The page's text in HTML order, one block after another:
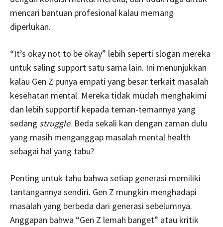
mencari bantuan profesional kalau memang
diperlukan.
“It’s okay not to be okay” lebih seperti slogan mereka
untuk saling support satu sama lain. Ini menunjukkan
kalau Gen Z punya empati yang besar terkait masalah
kesehatan mental. Mereka tidak mudah menghakimi
dan lebih supportif kepada teman-temannya yang
sedang struggle. Beda sekali kan dengan zaman dulu
yang masih menganggap masalah mental health
sebagai hal yang tabu?
Penting untuk tahu bahwa setiap generasi memiliki
tantangannya sendiri. Gen Z mungkin menghadapi
masalah yang berbeda dari generasi sebelumnya.
Anggapan bahwa “Gen Z lemah banget” atau kritik